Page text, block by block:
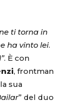
ti torna in
ha vinto lei.
. È con
, frontman
sua
” del duo